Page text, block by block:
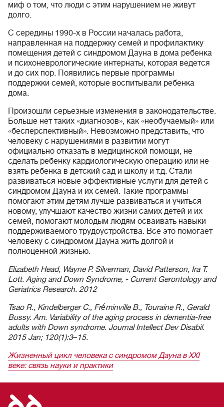
миф о том, что люди с этим нарушением не живут
долго.
С середины 1990-х в России началась работа,
направленная на поддержку семей и профилактику
помещения детей с синдромом Дауна в дома ребенка
и психоневрологические интернаты, которая ведется
и до сих пор. Появились первые программы
поддержки семей, которые воспитывали ребенка
дома.
Произошли серьезные изменения в законодательстве.
Больше нет таких «диагнозов», как «необучаемый» или
«бесперспективный». Невозможно представить, что
человеку с нарушениями в развитии могут
официально отказать в медицинской помощи, не
сделать ребенку кардиологическую операцию или не
взять ребенка в детский сад и школу и т.д. Стали
развиваться новые эффективные услуги для детей с
синдромом Дауна и их семей. Такие программы
помогают этим детям лучше развиваться и учиться
новому, улучшают качество жизни самих детей и их
семей, помогают молодым людям осваивать навыки
поддерживаемого трудоустройства. Все это помогает
человеку с синдромом Дауна жить долгой и
полноценной жизнью.
Elizabeth Head, Wayne P. Silverman, David Patterson, Ira T.
Lott. Aging and Down Syndrome, - Current Gerontology and
Geriatrics Research. 2012
Tsao R., Kindelberger C., Fréminville B., Touraine R., Gerald
Bussy. Am. Variability of the aging process in dementia-free
adults with Down syndrome. Journal Intellect Dev Disabil.
2015 Jan; 120(1):3–15.
Жизненный цикл человека с синдромом Дауна в XXI
веке: связь науки и практики